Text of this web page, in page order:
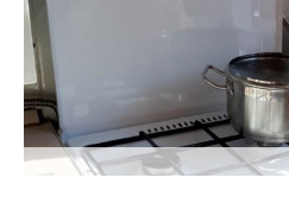
«Районы-
путешествуют по